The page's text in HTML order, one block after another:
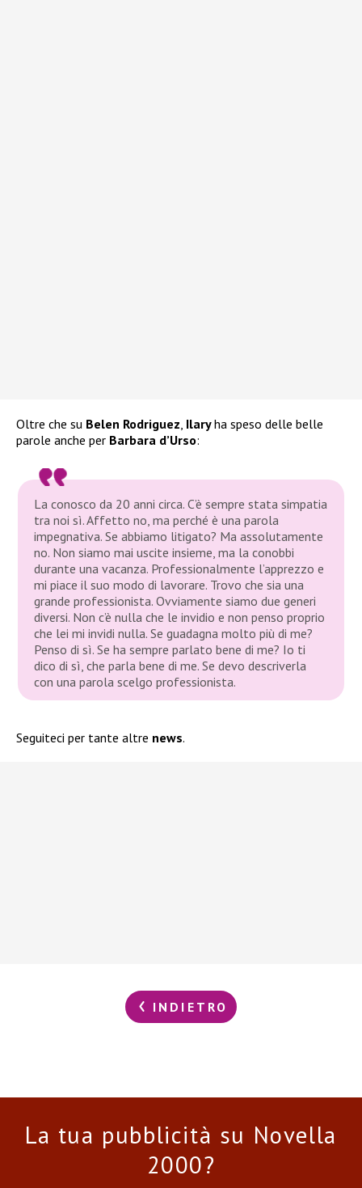
Oltre che su Belen Rodriguez Ilaryha speso delle belle
parole anche per Barbara d’Urso:
La conosco da 20 anni circa. C’è sempre stata simpatia
tra noi sì. Affetto no, ma perché è una parola
impegnativa. Se abbiamo litigato? Ma assolutamente
no. Non siamo mai uscite insieme, ma la conobbi
durante una vacanza. Professionalmente l’apprezzo e
mi piace il suo modo di lavorare. Trovo che sia una
grande professionista. Ovviamente siamo due generi
diversi. Non c’è nulla che le invidio e non penso proprio
che lei mi invidi nulla. Se guadagna molto più di me?
Penso di sì. Se ha sempre parlato bene di me? Io ti
dico di sì, che parla bene di me. Se devo descriverla
con una parola scelgo professionista.
Seguiteci per tante altre news.
INDIETRO
La tua pubblicità su Novella
2000?